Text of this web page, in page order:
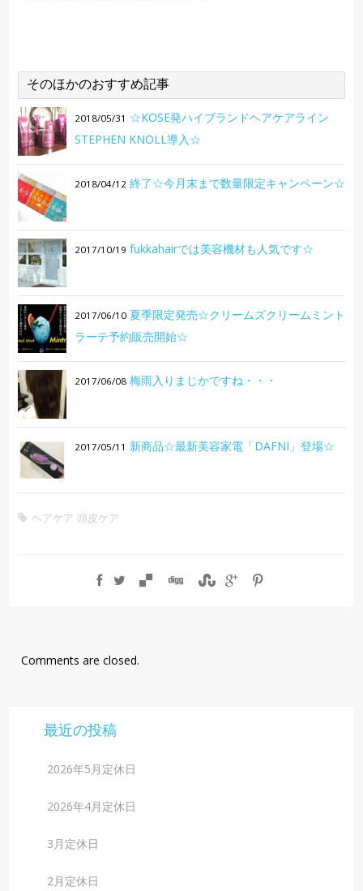
そのほかのおすすめ記事
2018/05/31 ☆KOSE発ハイブランドヘアケアライン
STEPHEN KNOLL導入☆
2018/04/12 終了☆今月末まで数量限定キャンペーン☆
2017/10/19 fukkahairでは美容機材も人気です☆
2017/06/10 夏季限定発売☆クリームズクリームミント
ラーテ予約販売開始☆
2017/06/08 梅雨入りまじかですね・・・
2017/05/11 新商品☆最新美容家電「DAFNI」登場☆
ヘアケア 頭皮ケア
Comments are closed.
最近の投稿
2026年5月定休日
2026年4月定休日
3月定休日
2月定休日